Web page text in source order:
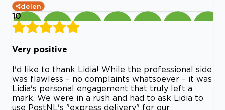
delen
10
Very positive
I'd like to thank Lidia! While the professional side
was flawless – no complaints whatsoever – it was
Lidia's personal engagement that truly left a
mark. We were in a rush and had to ask Lidia to
use PostNL's "express delivery" for our